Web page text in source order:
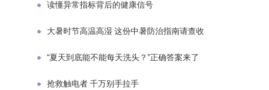
读懂异常指标背后的健康信号
大暑时节高温高湿 这份中暑防治指南请查收
“夏天到底能不能每天洗头？”正确答案来了
抢救触电者 千万别手拉手